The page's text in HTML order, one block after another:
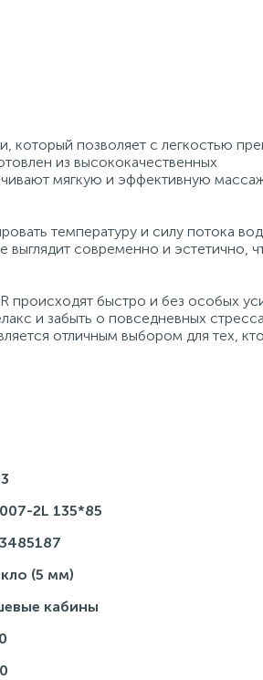
который позволяет с легкостью
из высококачественных
мягкую и эффективную
температуру и силу потока
современно и эстетично,
происходят быстро и без особых
и забыть о повседневных
отличным выбором для тех,
2L 135*85
(5 мм)
кабины